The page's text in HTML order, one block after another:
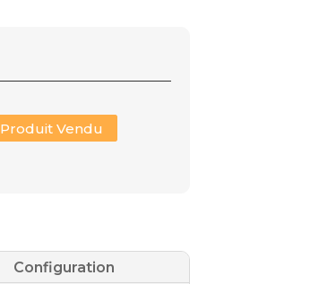
Produit Vendu
Configuration